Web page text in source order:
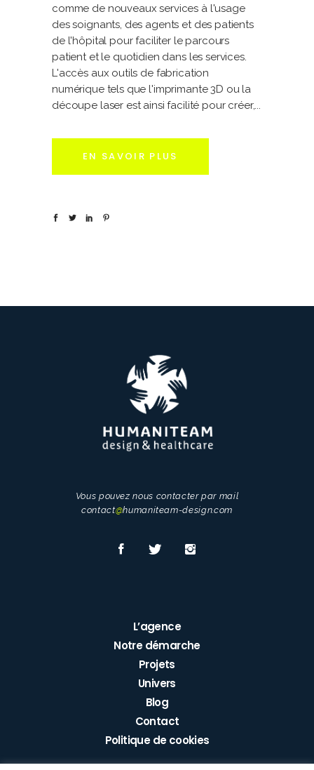
comme de nouveaux services à l'usage
des soignants, des agents et des patients
de l'hôpital pour faciliter le parcours
patient et le quotidien dans les services.
L'accès aux outils de fabrication
numérique tels que l'imprimante 3D ou la
découpe laser est ainsi facilité pour créer,
EN SAVOIR PLUS
Vous pouvez nous contacter par mail
contact@humaniteam-design.com
L’agence
Notre démarche
Projets
Univers
Blog
Contact
Politique de cookies